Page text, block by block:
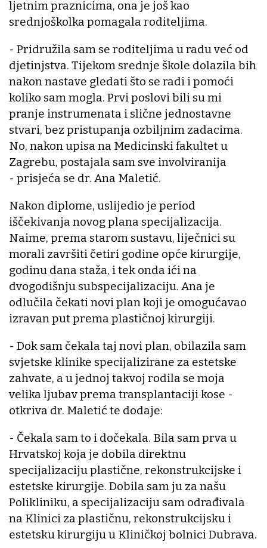
ljetnim praznicima, ona je još kao
srednjoškolka pomagala roditeljima.
- Pridružila sam se roditeljima u radu već od
djetinjstva. Tijekom srednje škole dolazila bih
nakon nastave gledati što se radi i pomoći
koliko sam mogla. Prvi poslovi bili su mi
pranje instrumenata i slične jednostavne
stvari, bez pristupanja ozbiljnim zadacima.
No, nakon upisa na Medicinski fakultet u
Zagrebu, postajala sam sve involviranija
- prisjeća se dr. Ana Maletić.
Nakon diplome, uslijedio je period
iščekivanja novog plana specijalizacija.
Naime, prema starom sustavu, liječnici su
morali završiti četiri godine opće kirurgije,
godinu dana staža, i tek onda ići na
dvogodišnju subspecijalizaciju. Ana je
odlučila čekati novi plan koji je omogućavao
izravan put prema plastičnoj kirurgiji.
- Dok sam čekala taj novi plan, obilazila sam
svjetske klinike specijalizirane za estetske
zahvate, a u jednoj takvoj rodila se moja
velika ljubav prema transplantaciji kose -
otkriva dr. Maletić te dodaje:
- Čekala sam to i dočekala. Bila sam prva u
Hrvatskoj koja je dobila direktnu
specijalizaciju plastične, rekonstrukcijske i
estetske kirurgije. Dobila sam ju za našu
Polikliniku, a specijalizaciju sam odrađivala
na Klinici za plastičnu, rekonstrukcijsku i
estetsku kirurgiju u Kliničkoj bolnici Dubrava.